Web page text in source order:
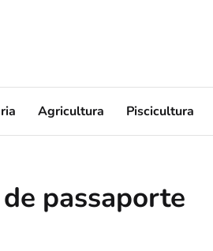
Agricultura Piscicultura
passaporte